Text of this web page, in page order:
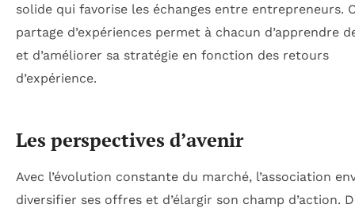
solide qui favorise les échanges entre entrepreneurs.
partage d’expériences permet à chacun d’apprendre
et d’améliorer sa stratégie en fonction des retours
d’expérience.
Les perspectives d’avenir
Avec l’évolution constante du marché, l’association
diversifier ses offres et d’élargir son champ d’action.